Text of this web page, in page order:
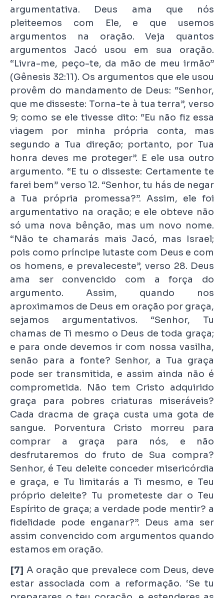
argumentativa. Deus ama que nós
pleiteemos com Ele, e que usemos
argumentos na oração. Veja quantos
argumentos Jacó usou em sua oração.
“Livra-me, peço-te, da mão de meu irmão”
(Gênesis 32:11). Os argumentos que ele usou
provêm do mandamento de Deus: “Senhor,
que me disseste: Torna-te à tua terra”, verso
9; como se ele tivesse dito: “Eu não fiz essa
viagem por minha própria conta, mas
segundo a Tua direção; portanto, por Tua
honra deves me proteger”. E ele usa outro
argumento. “E tu o disseste: Certamente te
farei bem” verso 12. “Senhor, tu hás de negar
a Tua própria promessa?”. Assim, ele foi
argumentativo na oração; e ele obteve não
só uma nova bênção, mas um novo nome.
“Não te chamarás mais Jacó, mas Israel;
pois como príncipe lutaste com Deus e com
os homens, e prevaleceste”, verso 28. Deus
ama ser convencido com a força do
argumento. Assim, quando nos
aproximamos de Deus em oração por graça,
sejamos argumentativos. “Senhor, Tu
chamas de Ti mesmo o Deus de toda graça;
e para onde devemos ir com nossa vasilha,
senão para a fonte? Senhor, a Tua graça
pode ser transmitida, e assim ainda não é
comprometida. Não tem Cristo adquirido
graça para pobres criaturas miseráveis?
Cada dracma de graça custa uma gota de
sangue. Porventura Cristo morreu para
comprar a graça para nós, e não
desfrutaremos do fruto de Sua compra?
Senhor, é Teu deleite conceder misericórdia
e graça, e Tu limitarás a Ti mesmo, e Teu
próprio deleite? Tu prometeste dar o Teu
Espírito de graça; a verdade pode mentir? a
fidelidade pode enganar?”. Deus ama ser
assim convencido com argumentos quando
estamos em oração.
[7] A oração que prevalece com Deus, deve
estar associada com a reformação. ‘Se tu